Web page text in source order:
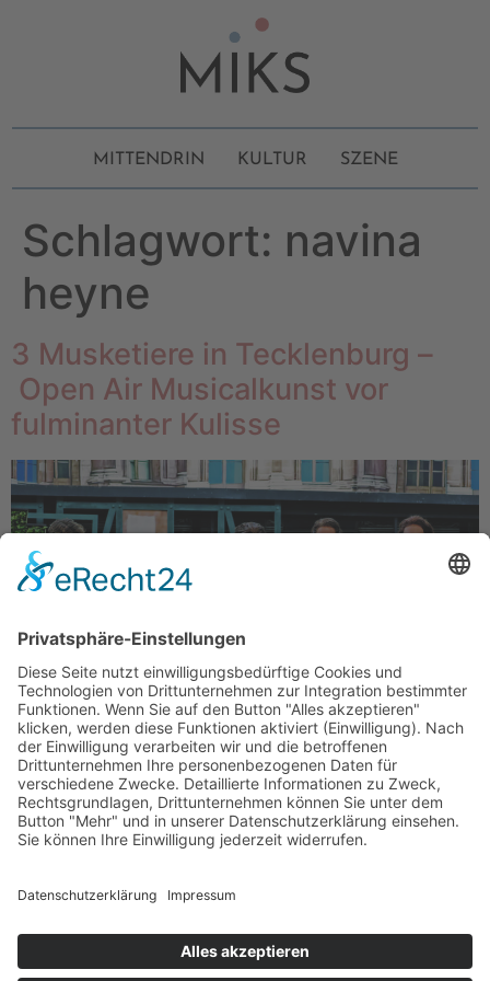
MITTENDRIN KULTUR SZENE
Schlagwort: navina
heyne
3 Musketiere in Tecklenburg –
Open Air Musicalkunst vor
fulminanter Kulisse
Fin Holzwart, Filippo Strocchi und Benjamin Eberling als
Aramis, Athos und Porthos (Foto: S. Drewianka) Die alte
um die Geschichte rund um d’Artagnan und die 3
dem Roman von Alexandre Dumas, so zeitlos die Musik
von Rob und Ferdi Bolland; […]